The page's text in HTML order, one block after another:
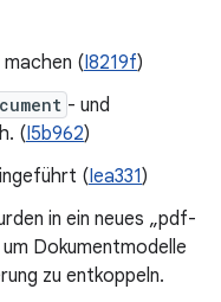
(I8219f)
- und
(I5b962)
(Iea331)
in ein neues „pdf-
Dokumentmodelle
zu entkoppeln.